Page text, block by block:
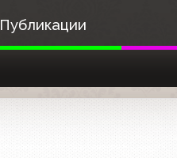
Публикации